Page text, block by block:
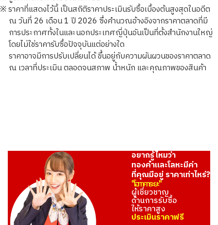
※ ราคาที่แสดงไว้นี้ เป็นสถิติราคาประเมินรับซื้อเบื้องต้นสูงสุดในอดีต
ณ วันที่ 26 เดือน 1 ปี 2026 ซึ่งคำนวณอ้างอิงจากราคาตลาดที่มี
การประกาศทั้งในและนอกประเทศญี่ปุ่นอันเป็นที่ตั้งสำนักงานใหญ่
โดยไม่ใช่ราคารับซื้อปัจจุบันแต่อย่างใด
ราคาอาจมีการปรับเปลี่ยนได้ ขึ้นอยู่กับความผันผวนของราคาตลาด
ณ เวลาที่ประเมิน ตลอดจนสภาพ น้ำหนัก และคุณภาพของสินค้า
อยากรู้ไหมว่า
ทองคำและโลหะมีค่า
ที่คุณมีอยู่ ราคาเท่าไหร่?
"โอทาคาระยะ"
ผู้เชี่ยวชาญ
ด้านการรับซื้อ
ให้ราคาสูง
ประเมินราคาฟรี